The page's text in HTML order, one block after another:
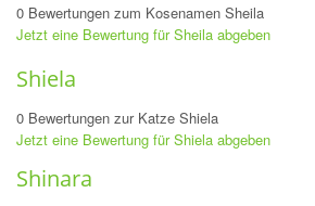
0 Bewertungen zum Kosenamen Sheila
Jetzt eine Bewertung für Sheila abgeben
Shiela
0 Bewertungen zur Katze Shiela
Jetzt eine Bewertung für Shiela abgeben
Shinara